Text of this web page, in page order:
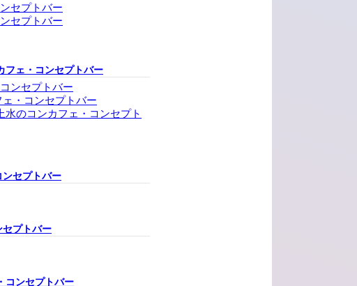
セプトバー
セプトバー
フェ・コンセプトバー
ンセプトバー
・コンセプトバー
水のコンカフェ・コンセプト
セプトバー
セプトバー
コンセプトバー